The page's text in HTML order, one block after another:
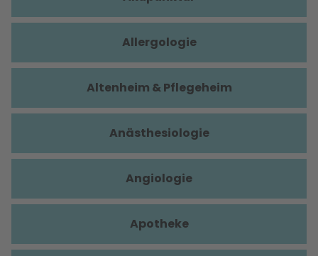
Allergologie
Altenheim & Pflegeheim
Anästhesiologie
Angiologie
Apotheke